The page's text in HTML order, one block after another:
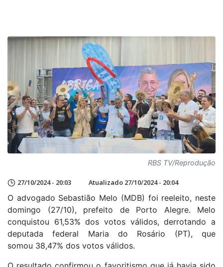
RBS TV/Reprodução
27/10/2024 - 20:03 Atualizado 27/10/2024 - 20:04
O advogado Sebastião Melo (MDB) foi reeleito, neste
domingo (27/10), prefeito de Porto Alegre. Melo
conquistou 61,53% dos votos válidos, derrotando a
deputada federal Maria do Rosário (PT), que
somou 38,47% dos votos válidos.